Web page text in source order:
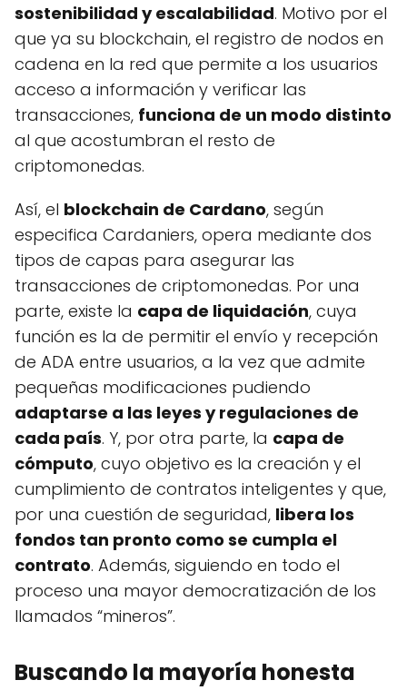
sostenibilidad y escalabilidad. Motivo por el
que ya su blockchain, el registro de nodos en
cadena en la red que permite a los usuarios
acceso a información y verificar las
transacciones, funciona de un modo distinto
al que acostumbran el resto de
criptomonedas.
Así, el blockchain de Cardano, según
especifica Cardaniers, opera mediante dos
tipos de capas para asegurar las
transacciones de criptomonedas. Por una
parte, existe la capa de liquidación, cuya
función es la de permitir el envío y recepción
de ADA entre usuarios, a la vez que admite
pequeñas modificaciones pudiendo
adaptarse a las leyes y regulaciones de
cada país. Y, por otra parte, la capa de
cómputo, cuyo objetivo es la creación y el
cumplimiento de contratos inteligentes y que,
por una cuestión de seguridad, libera los
fondos tan pronto como se cumpla el
contrato. Además, siguiendo en todo el
proceso una mayor democratización de los
llamados “mineros”.
Buscando la mayoría honesta